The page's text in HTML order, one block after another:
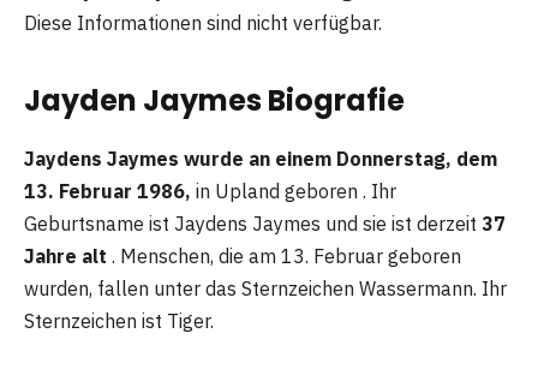
Diese Informationen sind nicht verfügbar.
Jayden Jaymes Biografie
Jaydens Jaymes wurde an einem Donnerstag, dem
13. Februar 1986, in Upland geboren . Ihr
Geburtsname ist Jaydens Jaymes und sie ist derzeit 37
Jahre alt . Menschen, die am 13. Februar geboren
wurden, fallen unter das Sternzeichen Wassermann. Ihr
Sternzeichen ist Tiger.